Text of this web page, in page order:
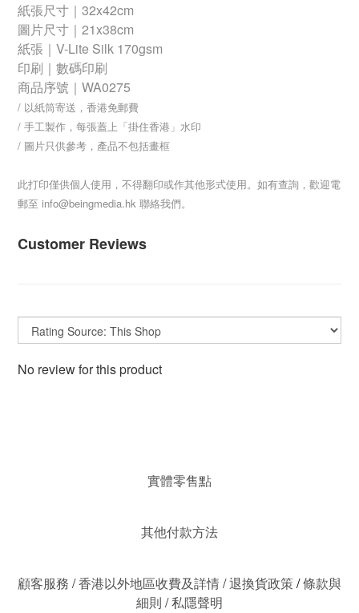
紙張尺寸｜32x42cm
圖片尺寸｜21x38cm
紙張｜V-Lite Silk 170gsm
印刷｜數碼印刷
商品序號｜ WA0275
/ 以紙筒寄送，香港免郵費
/ 手工製作，每張蓋上「掛住香港」水印
/ 圖片只供參考，產品不包括畫框
此打印僅供個人使用，不得翻印或作其他形式使用。如有查詢，歡迎電
郵至 info@beingmedia.hk 聯絡我們。
Customer Reviews
No review for this product
實體零售點
其他付款方法
顧客服務 /香港以外地區收費及詳情/退換貨政策/條款與
細則 /私隱聲明